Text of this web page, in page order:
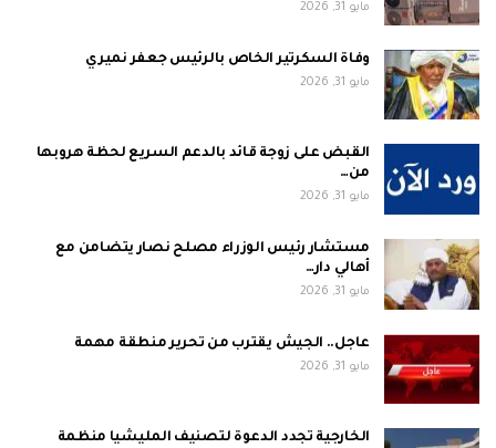
مايو 31, 2026
وفاة السكرتير الخاص بالرئيس جعفر نميري
مايو 31, 2026
القبض على زوجة قائد بالدعم السريع لحظة هروبها
من…
مايو 31, 2026
مستشار رئيس الوزراء مصلح نصار يتضامن مع
أهالي دار…
مايو 31, 2026
عاجل.. الجيش يقترب من تحرير منطقة مهمة
مايو 31, 2026
الخارجية تجدد الدعوة لتصنيف المليشيا منظمة